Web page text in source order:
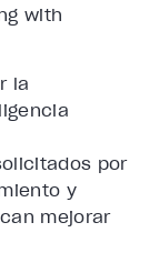
with
la
por
y
mejorar